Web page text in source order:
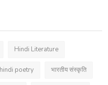
Hindi Literature
hindi poetry भारतीय संस्कृति